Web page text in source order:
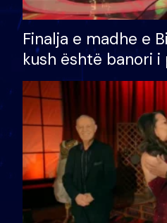
Finalja e madhe e
kush është banori i
shtëpinë dhe
të fituar çmimin e